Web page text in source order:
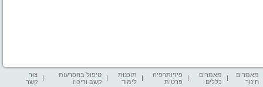
מאמרים
חינוך
מאמרים
כללים
פיזיותרפיה
פרטית
תוכנות
לימוד
טיפול בהפרעות
קשב וריכוז
צור
קשר